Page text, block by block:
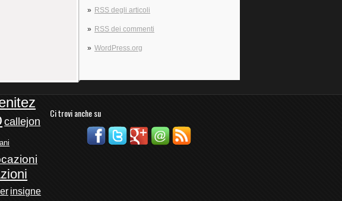
RSS degli articoli
RSS dei commenti
WordPress.org
callejon
insigne
Ci trovi anche su